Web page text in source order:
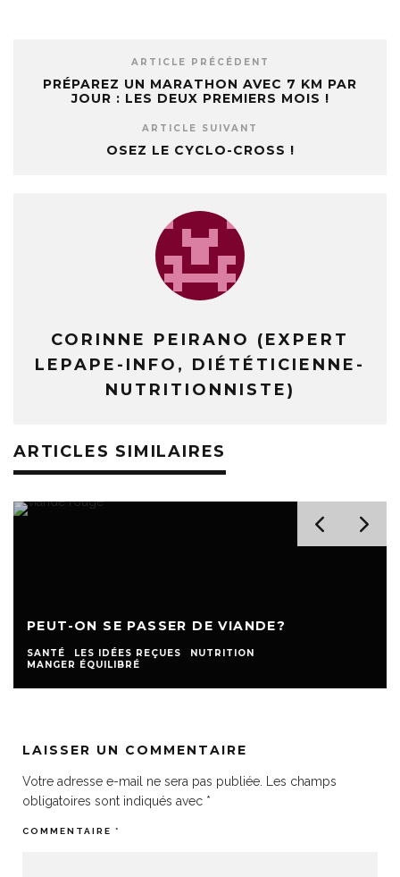
ARTICLE PRÉCÉDENT
PRÉPAREZ UN MARATHON AVEC 7 KM PAR
JOUR : LES DEUX PREMIERS MOIS !
ARTICLE SUIVANT
OSEZ LE CYCLO-CROSS !
CORINNE PEIRANO (EXPERT
LEPAPE-INFO, DIÉTÉTICIENNE-
NUTRITIONNISTE)
ARTICLES SIMILAIRES
PEUT-ON SE PASSER DE VIANDE?
SANTÉ LES IDÉES REÇUES
NUTRITION
MANGER ÉQUILIBRÉ
LAISSER UN COMMENTAIRE
Votre adresse e-mail ne sera pas publiée.
Les champs
obligatoires sont indiqués avec *
COMMENTAIRE *